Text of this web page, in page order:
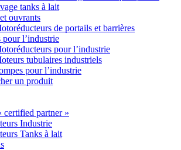
tanks à lait
ouvrants
de portails et barrières
pour l’industrie
pour l’industrie
tubulaires industriels
pour l’industrie
un produit
certified partner »
Industrie
Tanks à lait